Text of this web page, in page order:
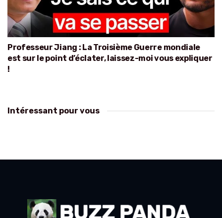
Professeur Jiang : La Troisième Guerre mondiale
est sur le point d’éclater, laissez-moi vous expliquer
!
Intéressant pour vous